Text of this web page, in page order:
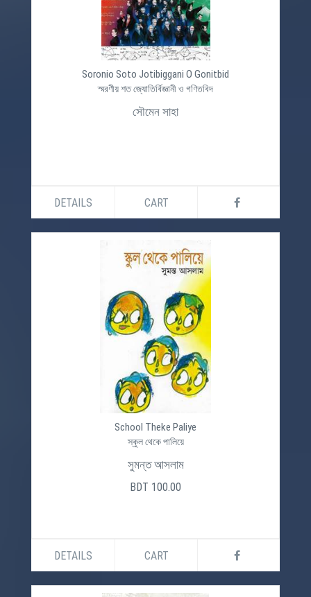
Soronio Soto Jotibiggani O Gonitbid
স্মরণীয় শত জ্যোতির্বিজ্ঞানী ও গণিতবিদ
সৌমেন সাহা
DETAILS CART
School Theke Paliye
স্কুল থেকে পালিয়ে
সুমন্ত আসলাম
BDT 100.00
DETAILS CART